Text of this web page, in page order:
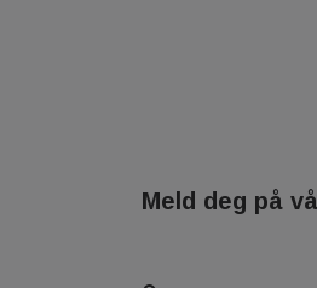
Meld deg på